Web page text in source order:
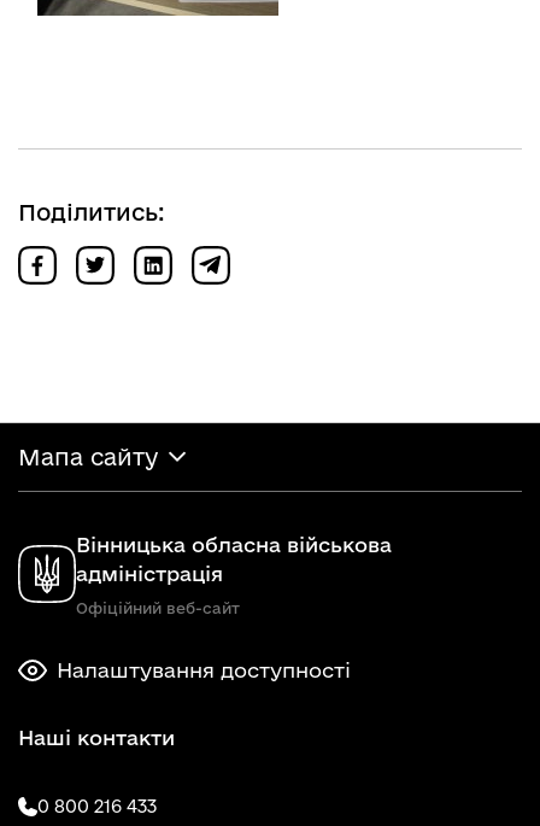
Поділитись:
Мапа сайту
Вінницька обласна військова
адміністрація
Офіційний веб-сайт
Налаштування доступності
Наші контакти
0 800 216 433